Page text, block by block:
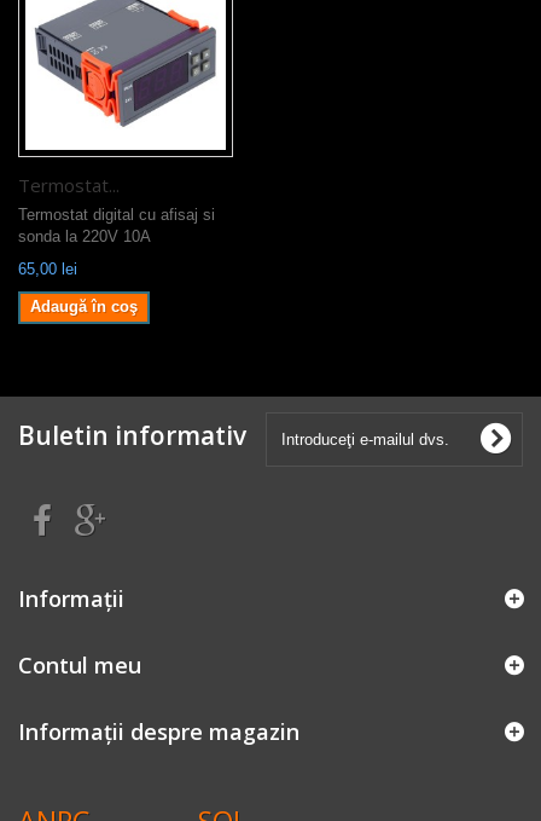
Termostat...
Termostat digital cu afisaj si
sonda la 220V 10A
65,00 lei
Adaugă în coş
Buletin informativ
Informaţii
Contul meu
Informații despre magazin